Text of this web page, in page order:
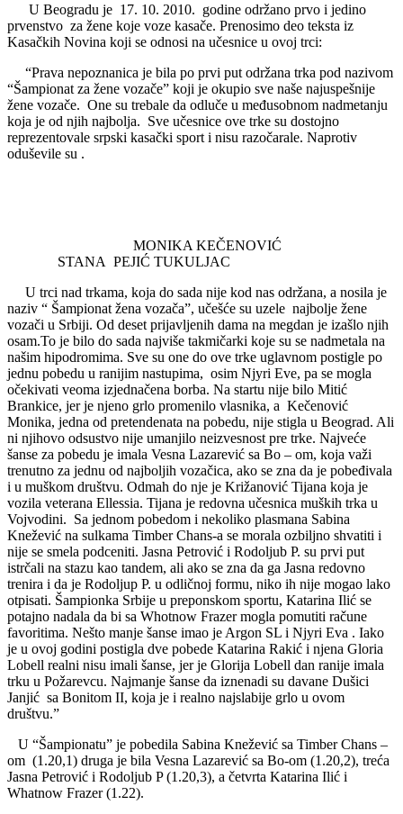
U Beogradu je 17. 10. 2010. godine održano prvo i jedino
prvenstvo za žene koje voze kasače. Prenosimo deo teksta iz
Kasačkih Novina koji se odnosi na učesnice u ovoj trci:
“Prava nepoznanica je bila po prvi put održana trka pod nazivom
“Šampionat za žene vozače” koji je okupio sve naše najuspešnije
žene vozače. One su trebale da odluče u međusobnom nadmetanju
koja je od njih najbolja. Sve učesnice ove trke su dostojno
reprezentovale srpski kasački sport i nisu razočarale. Naprotiv
oduševile su .
MONIKA KEČENOVIĆ
STANA PEJIĆ TUKULJAC
U trci nad trkama, koja do sada nije kod nas održana, a nosila je
naziv “ Šampionat žena vozača”, učešće su uzele najbolje žene
vozači u Srbiji. Od deset prijavljenih dama na megdan je izašlo njih
osam.To je bilo do sada najviše takmičarki koje su se nadmetala na
našim hipodromima. Sve su one do ove trke uglavnom postigle po
jednu pobedu u ranijim nastupima, osim Njyri Eve, pa se mogla
očekivati veoma izjednačena borba. Na startu nije bilo Mitić
Brankice, jer je njeno grlo promenilo vlasnika, a Kečenović
Monika, jedna od pretendenata na pobedu, nije stigla u Beograd. Ali
ni njihovo odsustvo nije umanjilo neizvesnost pre trke. Najveće
šanse za pobedu je imala Vesna Lazarević sa Bo – om, koja važi
trenutno za jednu od najboljih vozačica, ako se zna da je pobeđivala
i u muškom društvu. Odmah do nje je Križanović Tijana koja je
vozila veterana Ellessia. Tijana je redovna učesnica muških trka u
Vojvodini. Sa jednom pobedom i nekoliko plasmana Sabina
Knežević na sulkama Timber Chans-a se morala ozbiljno shvatiti i
nije se smela podceniti. Jasna Petrović i Rodoljub P. su prvi put
istrčali na stazu kao tandem, ali ako se zna da ga Jasna redovno
trenira i da je Rodoljup P. u odličnoj formu, niko ih nije mogao lako
otpisati. Šampionka Srbije u preponskom sportu, Katarina Ilić se
potajno nadala da bi sa Whotnow Frazer mogla pomutiti račune
favoritima. Nešto manje šanse imao je Argon SL i Njyri Eva . Iako
je u ovoj godini postigla dve pobede Katarina Rakić i njena Gloria
Lobell realni nisu imali šanse, jer je Glorija Lobell dan ranije imala
trku u Požarevcu. Najmanje šanse da iznenadi su davane Dušici
Janjić sa Bonitom II, koja je i realno najslabije grlo u ovom
društvu.”
U “Šampionatu” je pobedila Sabina Knežević sa Timber Chans –
om (1.20,1) druga je bila Vesna Lazarević sa Bo-om (1.20,2), treća
Jasna Petrović i Rodoljub P (1.20,3), a četvrta Katarina Ilić i
Whatnow Frazer (1.22).